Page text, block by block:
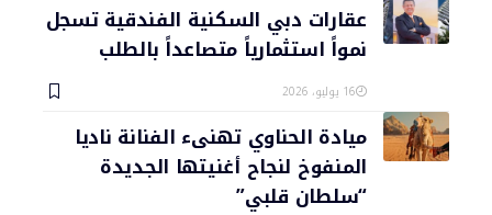
عقارات دبي السكنية الفندقية تسجل
نمواً استثمارياً متصاعداً بالطلب
16 يوليو، 2026
ميادة الحناوي تهنىء الفنانة ناديا
المنفوخ لنجاح أغنيتها الجديدة
“سلطان قلبي”